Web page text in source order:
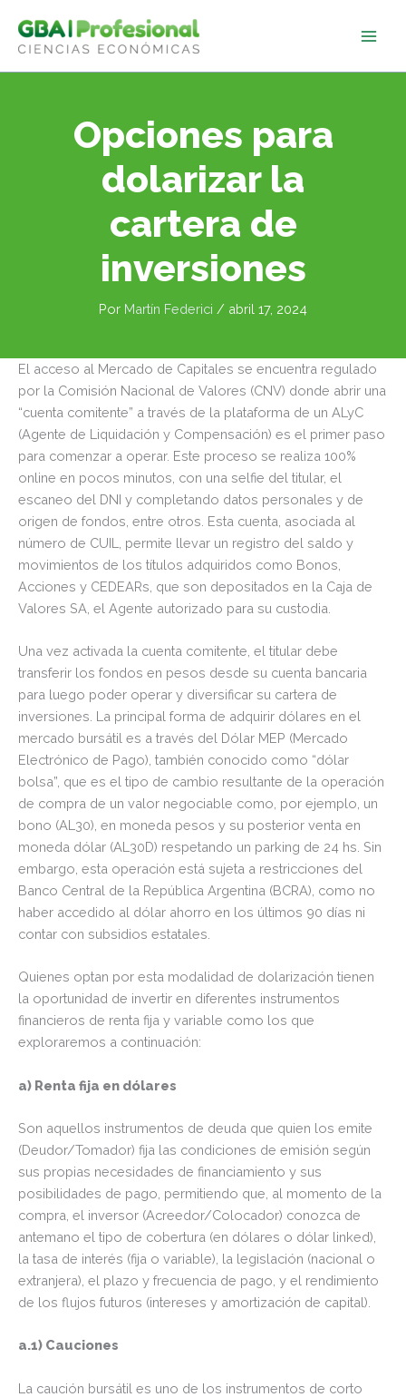
contenido
Opciones para
dolarizar la
cartera de
inversiones
Por Martín Federici / abril 17, 2024
El acceso al Mercado de Capitales se encuentra regulado
por la Comisión Nacional de Valores (CNV) donde abrir una
“cuenta comitente” a través de la plataforma de un ALyC
(Agente de Liquidación y Compensación) es el primer paso
para comenzar a operar. Este proceso se realiza 100%
online en pocos minutos, con una selfie del titular, el
escaneo del DNI y completando datos personales y de
origen de fondos, entre otros. Esta cuenta, asociada al
número de CUIL, permite llevar un registro del saldo y
movimientos de los títulos adquiridos como Bonos,
Acciones y CEDEARs, que son depositados en la Caja de
Valores SA, el Agente autorizado para su custodia.
Una vez activada la cuenta comitente, el titular debe
transferir los fondos en pesos desde su cuenta bancaria
para luego poder operar y diversificar su cartera de
inversiones. La principal forma de adquirir dólares en el
mercado bursátil es a través del Dólar MEP (Mercado
Electrónico de Pago), también conocido como “dólar
bolsa”, que es el tipo de cambio resultante de la operación
de compra de un valor negociable como, por ejemplo, un
bono (AL30), en moneda pesos y su posterior venta en
moneda dólar (AL30D) respetando un parking de 24 hs. Sin
embargo, esta operación está sujeta a restricciones del
Banco Central de la República Argentina (BCRA), como no
haber accedido al dólar ahorro en los últimos 90 días ni
contar con subsidios estatales.
Quienes optan por esta modalidad de dolarización tienen
la oportunidad de invertir en diferentes instrumentos
financieros de renta fija y variable como los que
exploraremos a continuación:
a) Renta fija en dólares
Son aquellos instrumentos de deuda que quien los emite
(Deudor/Tomador) fija las condiciones de emisión según
sus propias necesidades de financiamiento y sus
posibilidades de pago, permitiendo que, al momento de la
compra, el inversor (Acreedor/Colocador) conozca de
antemano el tipo de cobertura (en dólares o dólar linked),
la tasa de interés (fija o variable), la legislación (nacional o
extranjera), el plazo y frecuencia de pago, y el rendimiento
de los flujos futuros (intereses y amortización de capital).
a.1) Cauciones
La caución bursátil es uno de los instrumentos de corto